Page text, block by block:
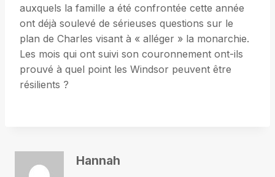
auxquels la famille a été confrontée cette année
ont déjà soulevé de sérieuses questions sur le
plan de Charles visant à « alléger » la monarchie.
Les mois qui ont suivi son couronnement ont-ils
prouvé à quel point les Windsor peuvent être
résilients ?
Hannah